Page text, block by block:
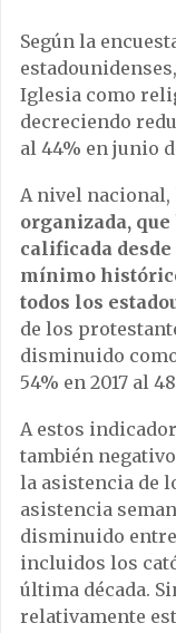
Según la
Iglesia como
decreciendo
al 44% en junio
A nivel nacional,
organizada,
calificada desde
mínimo
todos los
de los
disminuido
54% en 2017 al
A estos
también
la asistencia de
asistencia
disminuido
incluidos los
última década.
relativamente